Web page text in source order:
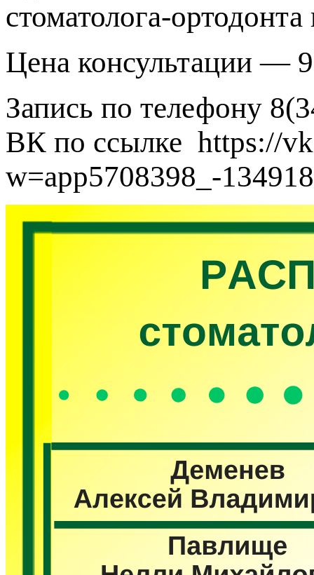
стоматолога-
Цена консультации —
Запись по телефону
ВК по ссылке https://
w=app5708398_-